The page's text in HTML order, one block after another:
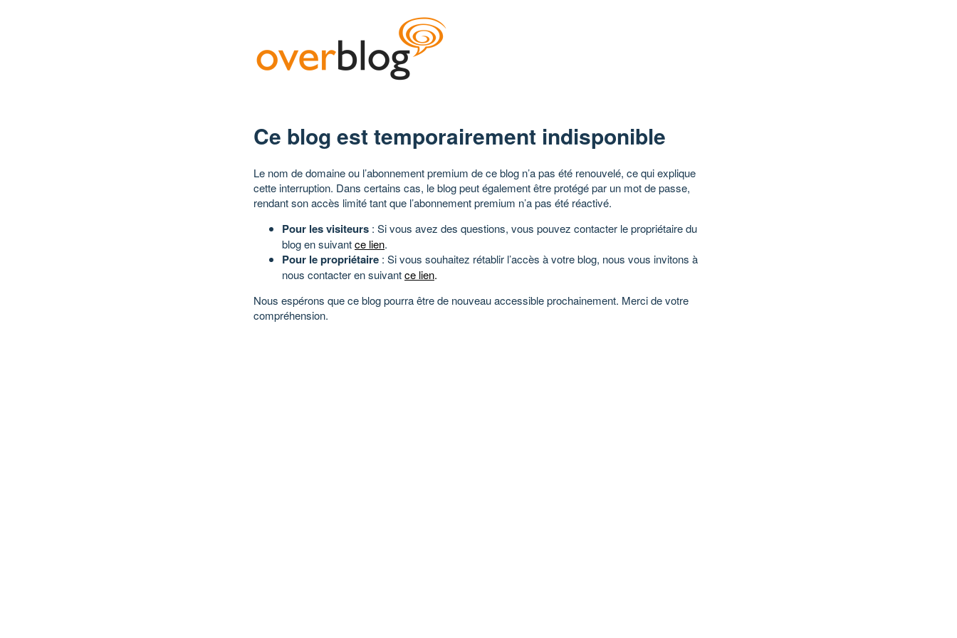
Ce blog est temporairement indisponible
Le nom de domaine ou l’abonnement premium de ce blog n’a pas été renouvelé, ce qui explique
cette interruption. Dans certains cas, le blog peut également être protégé par un mot de passe,
rendant son accès limité tant que l’abonnement premium n’a pas été réactivé.
Pour les visiteurs : Si vous avez des questions, vous pouvez contacter le propriétaire du
blog en suivantce lien.
Pour le propriétaire : Si vous souhaitez rétablir l’accès à votre blog, nous vous invitons à
nous contacter en suivantce lien.
Nous espérons que ce blog pourra être de nouveau accessible prochainement. Merci de votre
compréhension.